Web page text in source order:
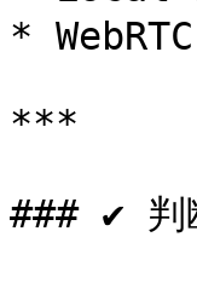
*
***
### ✔ 判